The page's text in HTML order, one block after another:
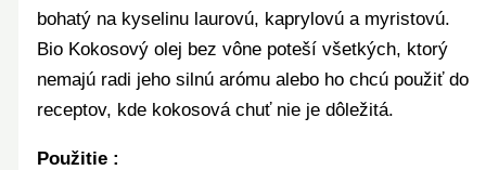
bohatý na kyselinu laurovú, kaprylovú a myristovú.
Bio Kokosový olej bez vône poteší všetkých, ktorý
nemajú radi jeho silnú arómu alebo ho chcú použiť do
receptov, kde kokosová chuť nie je dôležitá.
Použitie :